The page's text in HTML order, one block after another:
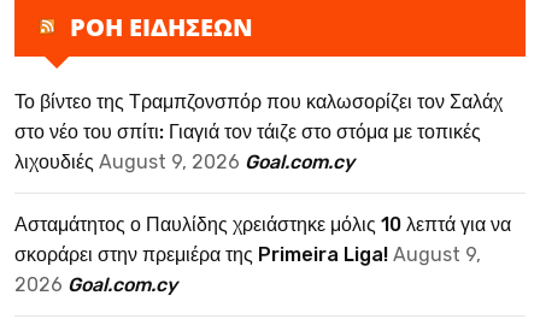
ΡΟΗ ΕΙΔΗΣΕΩΝ
Το βίντεο της Τραμπζονσπόρ που καλωσορίζει τον Σαλάχ
στο νέο του σπίτι: Γιαγιά τον τάιζε στο στόμα με τοπικές
λιχουδιές August 9, 2026 Goal.com.cy
Ασταμάτητος ο Παυλίδης χρειάστηκε μόλις 10 λεπτά για να
σκοράρει στην πρεμιέρα της Primeira Liga! August 9,
2026 Goal.com.cy